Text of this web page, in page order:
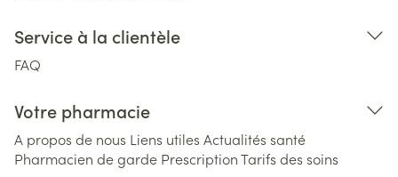
Service à la clientèle
FAQ
Votre pharmacie
A propos de nous Liens utiles Actualités santé
Pharmacien de garde PrescriptionTarifs des soins